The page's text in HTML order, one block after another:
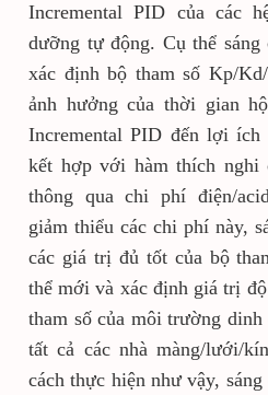
Incremental PID của các
dưỡng tự động. Cụ thể sáng
xác định bộ tham số Kp/
ảnh hưởng của thời gian
Incremental PID đến lợi
kết hợp với hàm thích nghi
thông qua chi phí điện/
giảm thiểu các chi phí này,
các giá trị đủ tốt của bộ
thể mới và xác định giá trị
tham số của môi trường
tất cả các nhà màng/lưới/
cách thực hiện như vậy,